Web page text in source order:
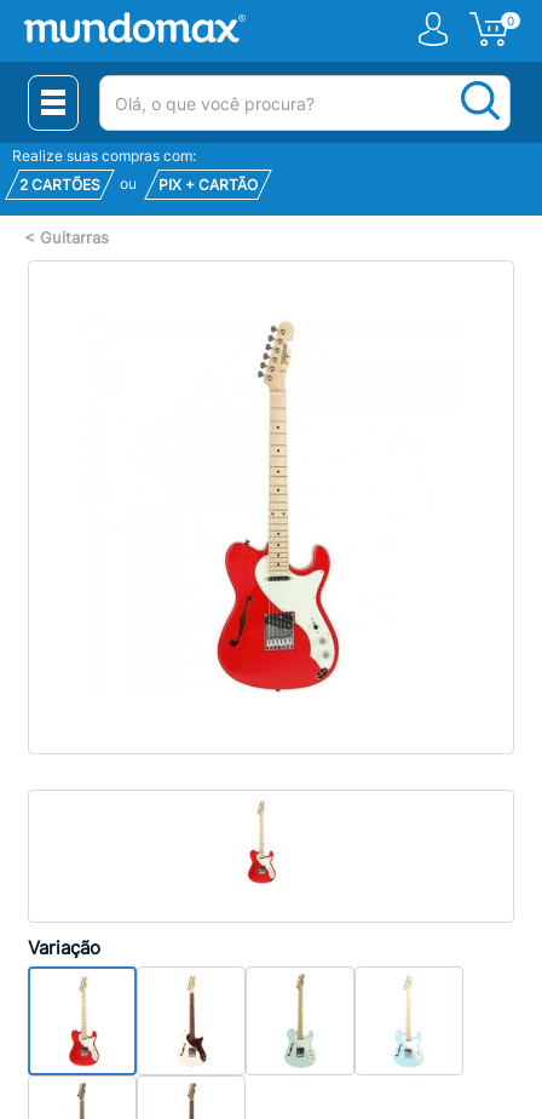
0
(pesquisar)
Realize suas compras com:
2 CARTÕES
ou PIX + CARTÃO
< Guitarras
Variação